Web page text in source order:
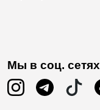
Мы в соц. сетях